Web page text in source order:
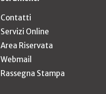
Contatti
Servizi Online
Area Riservata
Webmail
Rassegna Stampa